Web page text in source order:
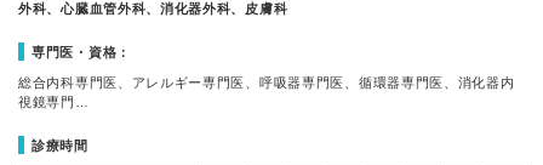
外科、心臓血管外科、消化器外科、皮膚科
専門医・資格：
総合内科専門医、アレルギー専門医、呼吸器専門医、循環器専門医、消化器内
視鏡専門…
診療時間